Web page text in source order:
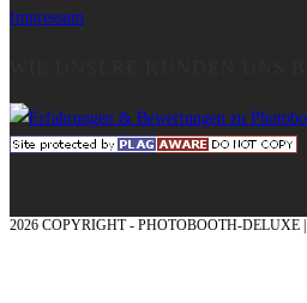
Impressum
2026 COPYRIGHT - PHOTOBOOTH-DELUXE |